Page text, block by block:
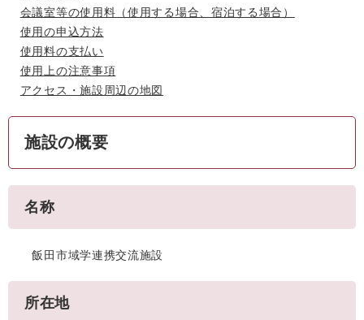
会議室等の使用料（使用する場合、宿泊する場合）
使用の申込方法
使用料の支払い
使用上の注意事項
アクセス・施設周辺の地図
施設の概要
名称
飯田市域学連携交流施設
所在地